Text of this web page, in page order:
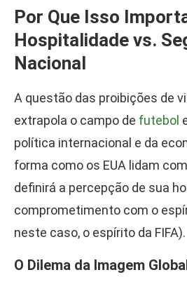
Por Que Isso
Hospitalidade vs.
Nacional
A questão das proibições de
extrapola o campo de futebol
política internacional e da
forma como os EUA lidam
definirá a percepção de sua
comprometimento com o
neste caso, o espírito da FIFA).
O Dilema da Imagem